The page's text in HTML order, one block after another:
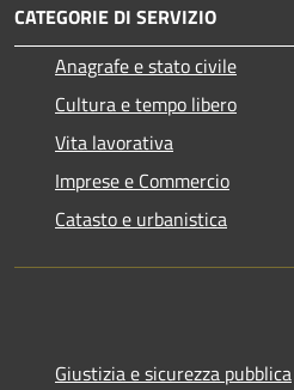
CATEGORIE DI SERVIZIO
Anagrafe e stato civile
Cultura e tempo libero
Vita lavorativa
Imprese e Commercio
Catasto e urbanistica
Giustizia e sicurezza pubblica